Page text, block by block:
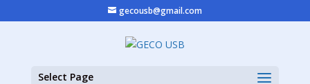
gecousb@gmail.com
Select Page